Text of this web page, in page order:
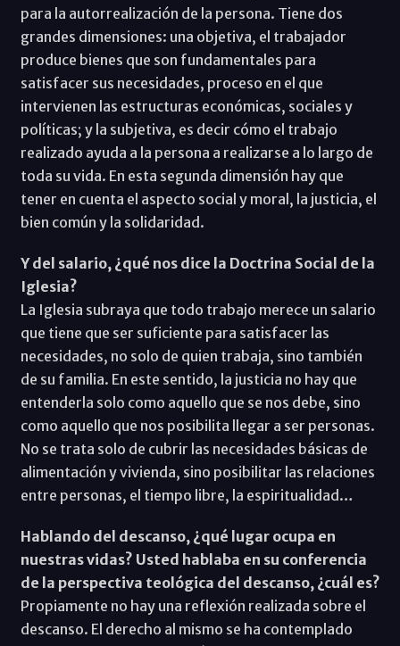
para la autorrealización de la persona. Tiene dos
grandes dimensiones: una objetiva, el trabajador
produce bienes que son fundamentales para
satisfacer sus necesidades, proceso en el que
intervienen las estructuras económicas, sociales y
políticas; y la subjetiva, es decir cómo el trabajo
realizado ayuda a la persona a realizarse a lo largo de
toda su vida. En esta segunda dimensión hay que
tener en cuenta el aspecto social y moral, la justicia, el
bien común y la solidaridad.
Y del salario, ¿qué nos dice la Doctrina Social de la
Iglesia?
La Iglesia subraya que todo trabajo merece un salario
que tiene que ser suficiente para satisfacer las
necesidades, no solo de quien trabaja, sino también
de su familia. En este sentido, la justicia no hay que
entenderla solo como aquello que se nos debe, sino
como aquello que nos posibilita llegar a ser personas.
No se trata solo de cubrir las necesidades básicas de
alimentación y vivienda, sino posibilitar las relaciones
entre personas, el tiempo libre, la espiritualidad…
Hablando del descanso, ¿qué lugar ocupa en
nuestras vidas? Usted hablaba en su conferencia
de la perspectiva teológica del descanso, ¿cuál es?
Propiamente no hay una reflexión realizada sobre el
descanso. El derecho al mismo se ha contemplado